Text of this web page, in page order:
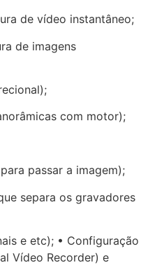
de vídeo instantâneo;
de imagens
com motor);
passar a imagem);
separa os gravadores
e etc); • Configuração
Vídeo Recorder) e